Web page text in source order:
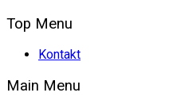
Top Menu
Kontakt
Main Menu